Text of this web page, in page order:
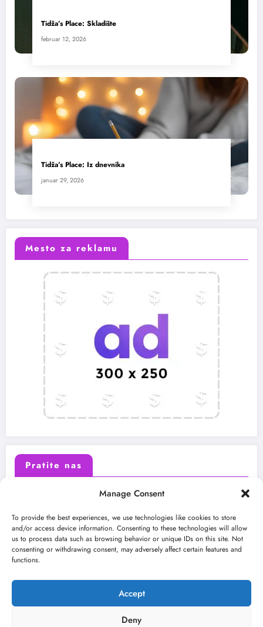
Manage Consent
To provide the best experiences, we use technologies like cookies to store
and/or access device information. Consenting to these technologies will allow
us to process data such as browsing behavior or unique IDs on this site. Not
consenting or withdrawing consent, may adversely affect certain features and
functions.
Accept
Deny
Tidža’s Place: Skladište
februar 12, 2026
Tidža’s Place: Iz dnevnika
januar 29, 2026
Mesto za reklamu
Pratite nas
Instagram Youtube